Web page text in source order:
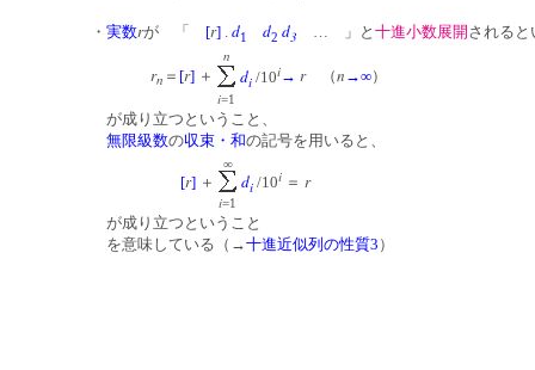
・ 実数rが 「 [r] d1 d2 d3 … 」と 十進小数展開 されると
n
di /10i
rn ＝ [r] ＋ → r（n →∞）
i=1
が成り立つということ、
無限級数の収束・和の記号を用いると、
∞
di /10i
[r] ＋ ＝ r
i=1
が成り立つということ
を意味している（→十進近似列の性質3 ）